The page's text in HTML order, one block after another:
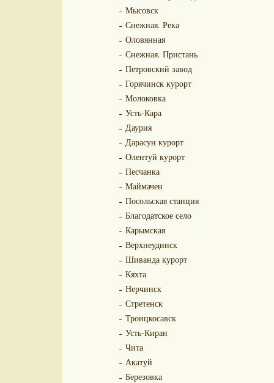
Мысовск
Снежная. Река
Оловянная
Снежная. Пристань
Петровский завод
Горячинск курорт
Молоковка
Усть-Кара
Даурия
Дарасун курорт
Олентуй курорт
Песчанка
Маймачен
Посольская станция
Благодатское село
Карымская
Верхнеудинск
Шиванда курорт
Кяхта
Нерчинск
Стретенск
Троицкосавск
Усть-Киран
Чита
Акатуй
Березовка